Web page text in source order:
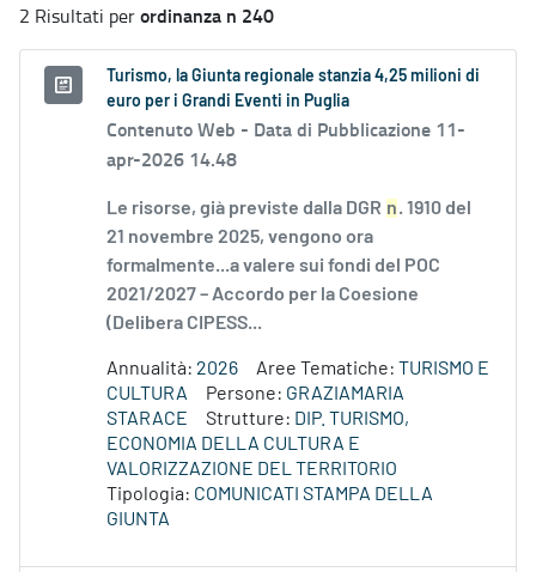
2 Risultati perordinanza n 240
Turismo, la Giunta regionale stanzia 4,25 milioni di
euro per i Grandi Eventi in Puglia
Contenuto Web - Data di Pubblicazione 11-
apr-2026 14.48
Le risorse, già previste dalla DGR n. 1910 del
21 novembre 2025, vengono ora
formalmente...a valere sui fondi del POC
2021/2027 – Accordo per la Coesione
(Delibera CIPESS...
Annualità: 2026 Aree Tematiche: TURISMO E
CULTURA
Persone: GRAZIAMARIA
STARACE
Strutture: DIP. TURISMO,
ECONOMIA DELLA CULTURA E
VALORIZZAZIONE DEL TERRITORIO
Tipologia: COMUNICATI STAMPA DELLA
GIUNTA